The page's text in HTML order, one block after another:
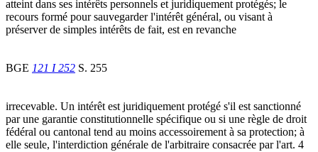
atteint dans ses intérêts personnels et juridiquement protégés; le
recours formé pour sauvegarder l'intérêt général, ou visant à
préserver de simples intérêts de fait, est en revanche
BGE 121 I 252 S. 255
irrecevable. Un intérêt est juridiquement protégé s'il est sanctionné
par une garantie constitutionnelle spécifique ou si une règle de droit
fédéral ou cantonal tend au moins accessoirement à sa protection; à
elle seule, l'interdiction générale de l'arbitraire consacrée par l'art. 4